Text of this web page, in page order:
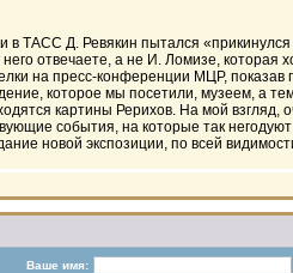
Д. Ревякин пытался «прикинулся
него отвечаете, а не И. Ломизе,
на пресс-конференции МЦР, показав
которое мы посетили, музеем, а тем
картины Рерихов. На мой
события, на которые так
новой экспозиции, по всей
Ваше имя: